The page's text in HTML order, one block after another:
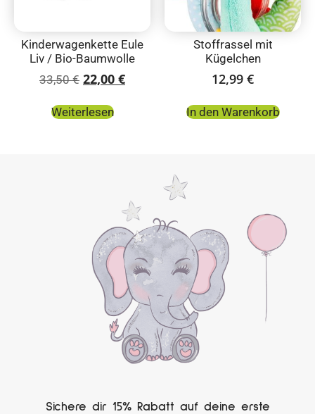
Kinderwagenkette Eule
Liv / Bio-Baumwolle
33,50€ 22,00 €
Weiterlesen
Stoffrassel mit
Kügelchen
12,99 €
In den Warenkorb
Sichere dir 15% Rabatt auf deine erste